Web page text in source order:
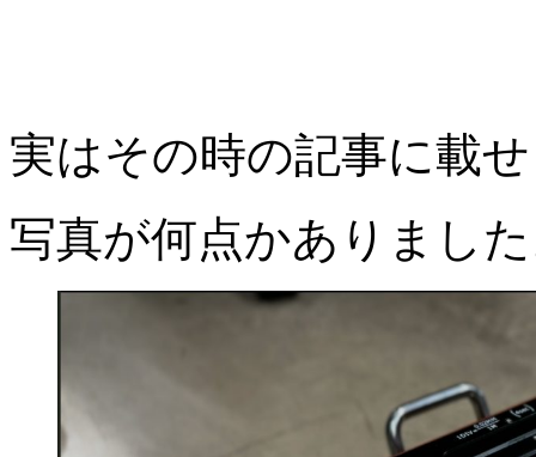
実はその時の記事に載
写真が何点かありまし